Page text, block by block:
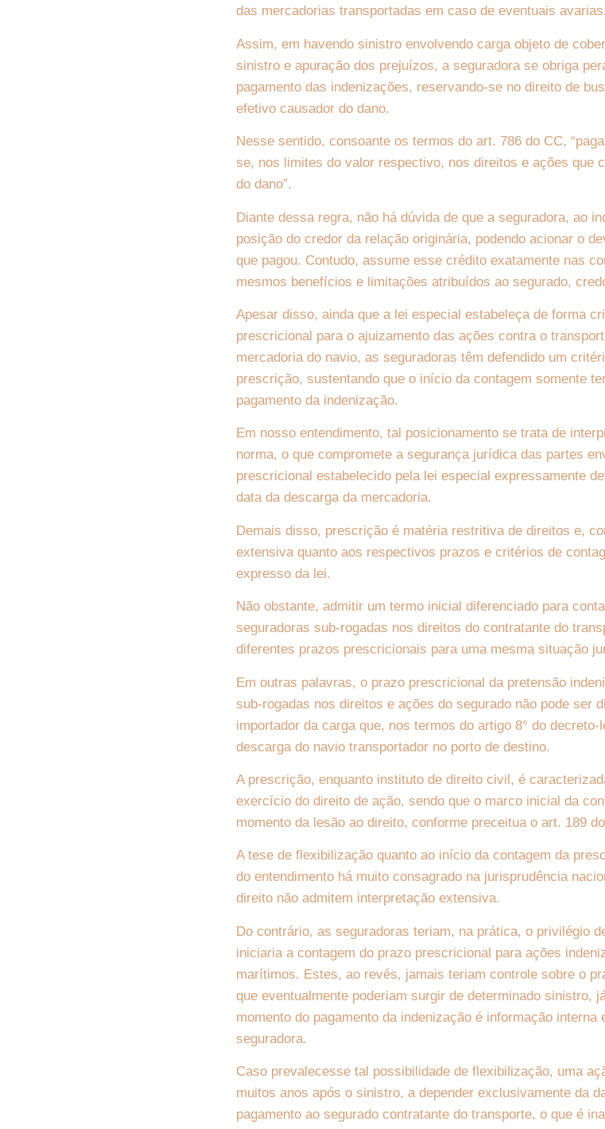
das mercadorias transportadas em caso de eventuais avarias.
Assim, em havendo sinistro envolvendo carga objeto de
sinistro e apuração dos prejuízos, a seguradora se obriga
pagamento das indenizações, reservando-se no direito de
efetivo causador do dano.
Nesse sentido, consoante os termos do art. 786 do CC,
se, nos limites do valor respectivo, nos direitos e ações que
do dano”.
Diante dessa regra, não há dúvida de que a seguradora, ao
posição do credor da relação originária, podendo acionar o
que pagou. Contudo, assume esse crédito exatamente nas
mesmos benefícios e limitações atribuídos ao segurado,
Apesar disso, ainda que a lei especial estabeleça de forma
prescricional para o ajuizamento das ações contra o
mercadoria do navio, as seguradoras têm defendido um
prescrição, sustentando que o início da contagem somente
pagamento da indenização.
Em nosso entendimento, tal posicionamento se trata de
norma, o que compromete a segurança jurídica das partes
prescricional estabelecido pela lei especial expressamente
data da descarga da mercadoria.
Demais disso, prescrição é matéria restritiva de direitos e,
extensiva quanto aos respectivos prazos e critérios de
expresso da lei.
Não obstante, admitir um termo inicial diferenciado para
seguradoras sub-rogadas nos direitos do contratante do
diferentes prazos prescricionais para uma mesma situação
Em outras palavras, o prazo prescricional da pretensão
sub-rogadas nos direitos e ações do segurado não pode ser
importador da carga que, nos termos do artigo 8° do
descarga do navio transportador no porto de destino.
A prescrição, enquanto instituto de direito civil, é
exercício do direito de ação, sendo que o marco inicial da
momento da lesão ao direito, conforme preceitua o art. 189
A tese de flexibilização quanto ao início da contagem da
do entendimento há muito consagrado na jurisprudência
direito não admitem interpretação extensiva.
Do contrário, as seguradoras teriam, na prática, o privilégio
iniciaria a contagem do prazo prescricional para ações
marítimos. Estes, ao revés, jamais teriam controle sobre o
que eventualmente poderiam surgir de determinado sinistro,
momento do pagamento da indenização é informação
seguradora.
Caso prevalecesse tal possibilidade de flexibilização, uma
muitos anos após o sinistro, a depender exclusivamente da
pagamento ao segurado contratante do transporte, o que é